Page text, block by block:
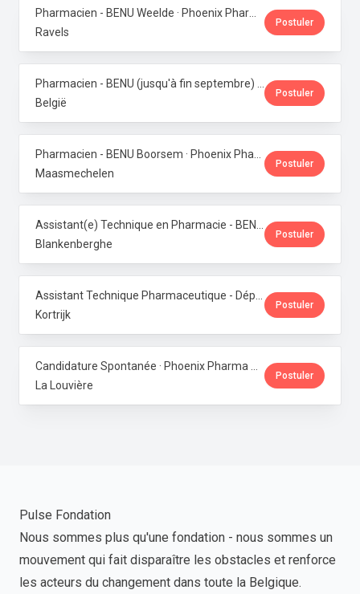
Ravels
Postuler
België
Postuler
Maasmechelen
Postuler
Blankenberghe
Postuler
Kortrijk
Postuler
La Louvière
Postuler
Pulse Fondation
Nous sommes plus qu'une fondation - nous sommes un
mouvement qui fait disparaître les obstacles et renforce
les acteurs du changement dans toute la Belgique.